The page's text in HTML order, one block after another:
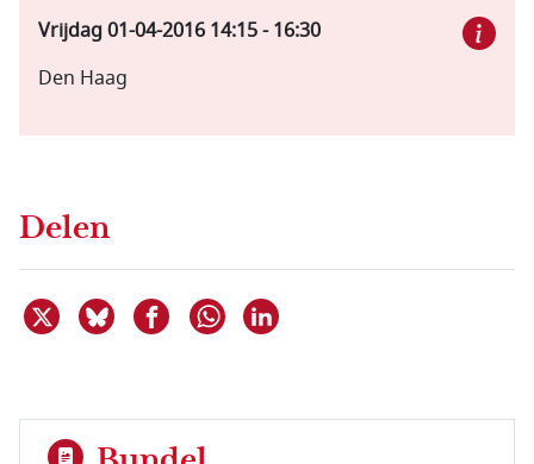
Vrijdag 01-04-2016 14:15-16:30
Den Haag
Delen
Deel dit item op X
Deel dit item op Bluesky
Deel dit item op Facebook
Delen via WhatsApp